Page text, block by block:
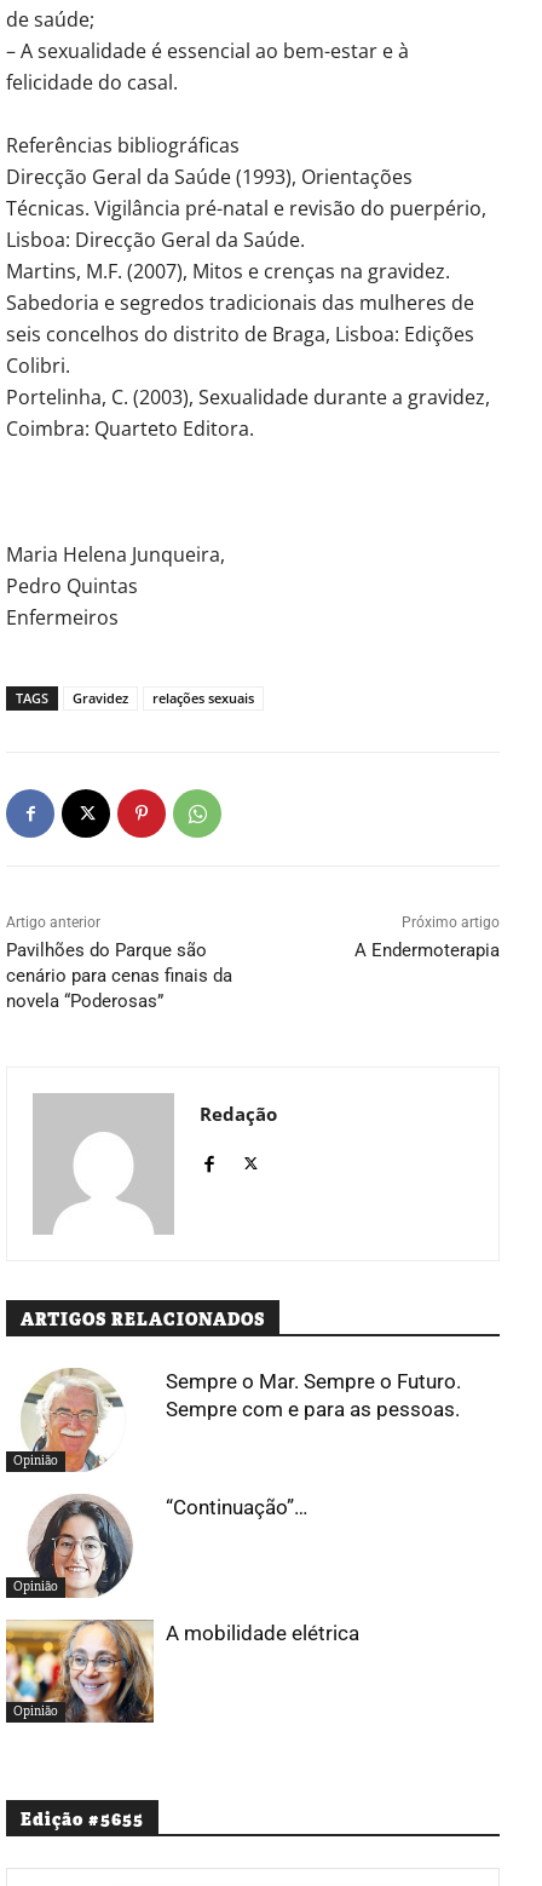
de saúde;
– A sexualidade é essencial ao bem-estar e à
felicidade do casal.
Referências bibliográficas
Direcção Geral da Saúde (1993), Orientações
Técnicas. Vigilância pré-natal e revisão do puerpério,
Lisboa: Direcção Geral da Saúde.
Martins, M.F. (2007), Mitos e crenças na gravidez.
Sabedoria e segredos tradicionais das mulheres de
seis concelhos do distrito de Braga, Lisboa: Edições
Colibri.
Portelinha, C. (2003), Sexualidade durante a gravidez,
Coimbra: Quarteto Editora.
Maria Helena Junqueira,
Pedro Quintas
Enfermeiros
TAGS Gravidez relações sexuais
Artigo anterior
Pavilhões do Parque são
cenário para cenas finais da
novela “Poderosas”
Próximo artigo
A Endermoterapia
Redação
ARTIGOS RELACIONADOS
Opinião
Sempre o Mar. Sempre o Futuro.
Sempre com e para as pessoas.
Opinião
“Continuação”…
Opinião
A mobilidade elétrica
Edição #5655